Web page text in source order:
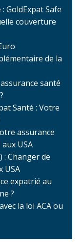
GoldExpat Safe
couverture
de la
santé
Santé : Votre
assurance
USA
: Changer de
USA
expatrié au
?
la loi ACA ou